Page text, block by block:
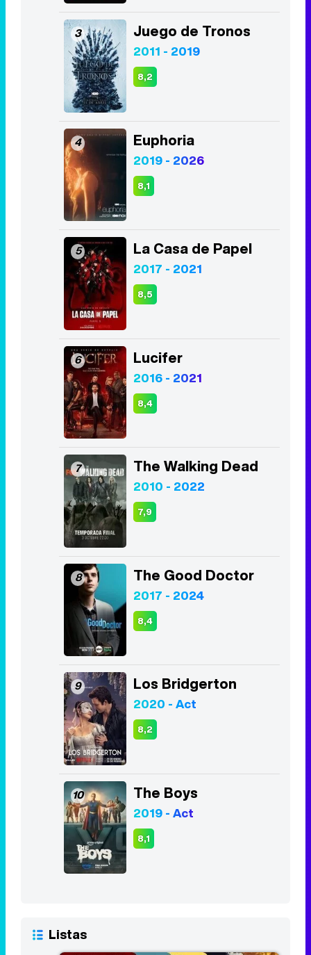
3 Juego de Tronos
2011 - 2019
8,2
4 Euphoria
2019 - 2026
8,1
5 La Casa de Papel
2017 - 2021
8,5
6 Lucifer
2016 - 2021
8,4
7 The Walking Dead
2010 - 2022
7,9
8 The Good Doctor
2017 - 2024
8,4
9 Los Bridgerton
2020 - Act
8,2
10 The Boys
2019 - Act
8,1
Listas